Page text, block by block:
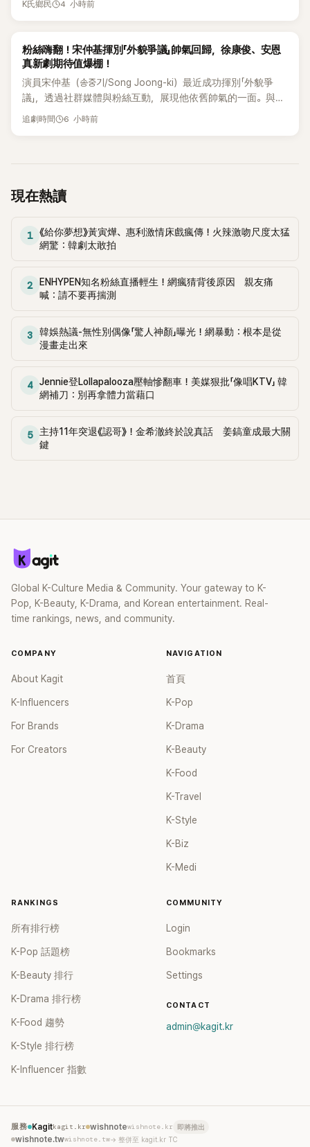
K氏鄉民 4 小時前
K-DRAMA
粉絲嗨翻！宋仲基揮別「外貌爭議」帥氣回歸，徐康俊、安恩
真新劇期待值爆棚！
演員宋仲基（송중기/Song Joong-ki）最近成功揮別「外貌爭
議」，透過社群媒體與粉絲互動，展現他依舊帥氣的一面。與此
同時，徐康俊（서강준/Seo Kang-joon）和安恩真（안은진/Ahn
的社群帳號上PO出多張照片，並寫下「能量充滿，一直都很感
謝大家」的訊息。這些照片中，除了有粉絲送的餐點外，還有他
追劇時間 6 小時前
現在熱讀
1
《給你夢想》黃寅燁、惠利激情床戲瘋傳！火辣激吻尺度太猛
網驚：韓劇太敢拍
2
ENHYPEN知名粉絲直播輕生！網瘋猜背後原因 親友痛
喊：請不要再揣測
3
韓娛熱議-無性別偶像「驚人神顏」曝光！網暴動：根本是從
漫畫走出來
4
Jennie登Lollapalooza壓軸慘翻車！美媒狠批「像唱KTV」 韓
網補刀：別再拿體力當藉口
5
主持11年突退《認哥》！金希澈終於說真話 姜鎬童成最大關
鍵
Global K-Culture Media & Community. Your gateway to K-
Pop, K-Beauty, K-Drama, and Korean entertainment. Real-
time rankings, news, and community.
COMPANY
About Kagit
K-Influencers
For Brands
For Creators
NAVIGATION
首頁
K-Pop
K-Drama
K-Beauty
K-Food
K-Travel
K-Style
K-Biz
K-Medi
RANKINGS
所有排行榜
K-Pop 話題榜
K-Beauty 排行
K-Drama 排行榜
K-Food 趨勢
K-Style 排行榜
K-Influencer 指數
COMMUNITY
Login
Bookmarks
Settings
CONTACT
admin@kagit.kr
服務 Kagitkagit.kr wishnotewishnote.kr 即將推出
wishnote.twwishnote.tw→ 整併至 kagit.kr TC